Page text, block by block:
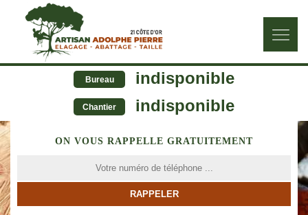
Bureau indisponible
Chantier indisponible
ON VOUS RAPPELLE GRATUITEMENT